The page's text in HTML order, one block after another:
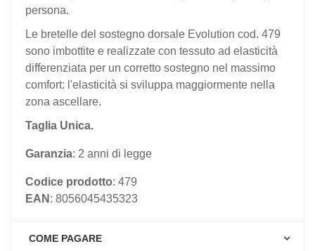
persona.
Le bretelle del sostegno dorsale Evolution cod. 479
sono imbottite e realizzate con tessuto ad elasticità
differenziata per un corretto sostegno nel massimo
comfort: l'elasticità si sviluppa maggiormente nella
zona ascellare.
Taglia Unica.
Garanzia: 2 anni di legge
Codice prodotto: 479
EAN : 8056045435323
COME PAGARE